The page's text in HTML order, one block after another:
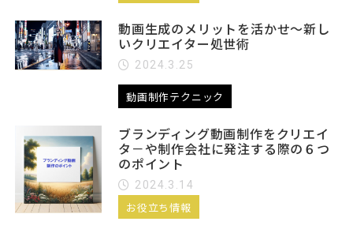
動画生成のメリットを活かせ～新し
いクリエイター処世術
2024.3.25
動画制作テクニック
ブランディング動画制作をクリエイ
タ－や制作会社に発注する際の６つ
のポイント
2024.3.14
お役立ち情報